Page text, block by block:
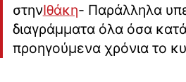
στηνΙθάκη- Παράλληλα
διαγράμματα όλα όσα
προηγούμενα χρόνια το